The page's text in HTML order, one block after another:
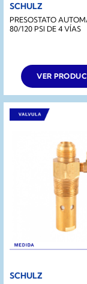
SCHULZ
PRESOSTATO
80/120 PSI DE 4 VÍAS
VER
SCHULZ